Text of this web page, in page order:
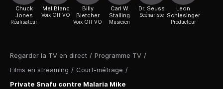
Regarder la TV en direct / Programme TV /
Films en streaming / Court-métrage /
Private Snafu contre Malaria Mike
Chuck
Jones
Réalisateur
Mel Blanc
Voix Off VO
Billy
Bletcher
Voix Off VO
Carl W.
Stalling
Musicien
Dr. Seuss
Scénariste
Leon
Schlesinger
Producteur